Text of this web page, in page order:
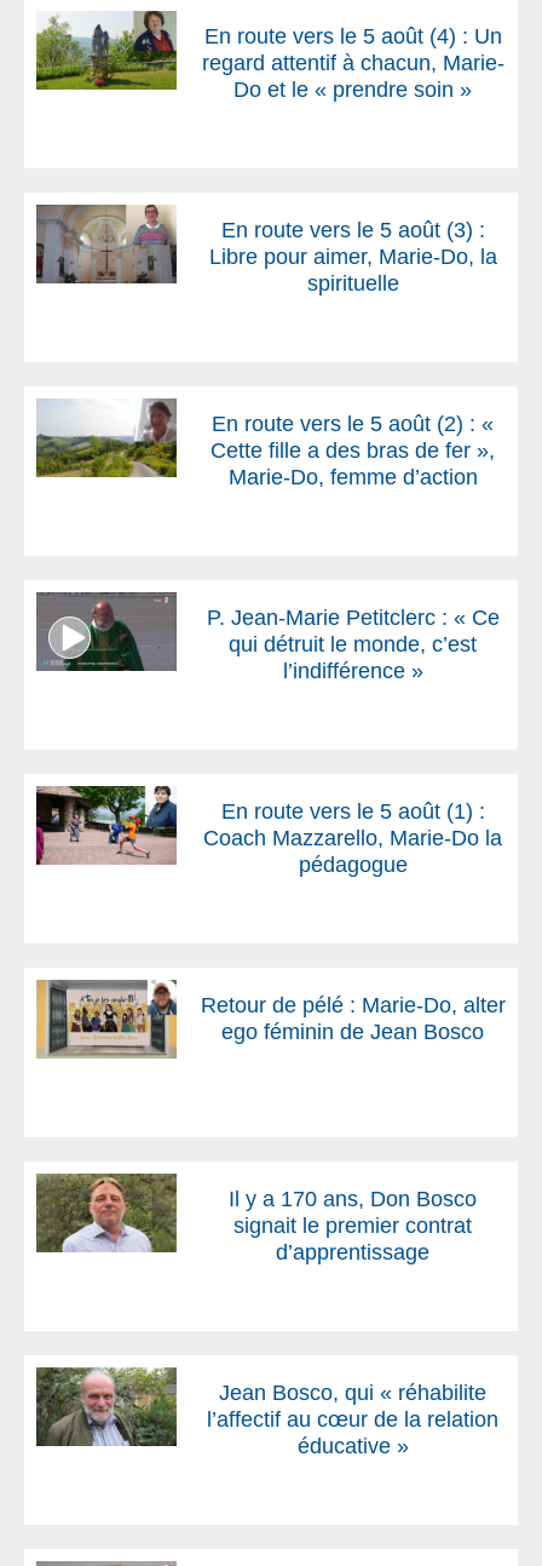
En route vers le 5 août (4) : Un
regard attentif à chacun, Marie-
Do et le « prendre soin »
En route vers le 5 août (3) :
Libre pour aimer, Marie-Do, la
spirituelle
En route vers le 5 août (2) : «
Cette fille a des bras de fer »,
Marie-Do, femme d’action
P. Jean-Marie Petitclerc : « Ce
qui détruit le monde, c’est
l’indifférence »
En route vers le 5 août (1) :
Coach Mazzarello, Marie-Do la
pédagogue
Retour de pélé : Marie-Do, alter
ego féminin de Jean Bosco
Il y a 170 ans, Don Bosco
signait le premier contrat
d’apprentissage
Jean Bosco, qui « réhabilite
l’affectif au cœur de la relation
éducative »